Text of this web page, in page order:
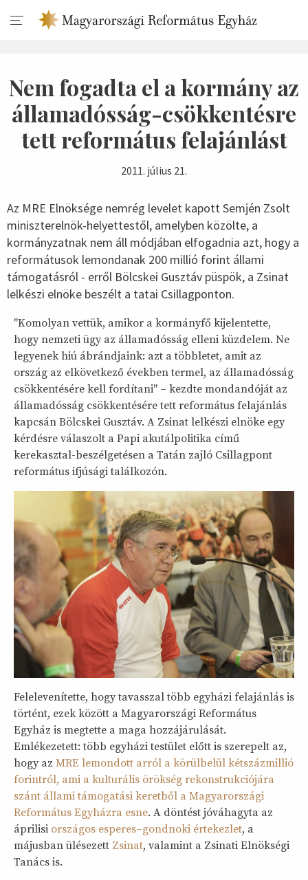
Nem fogadta el a kormány az
államadósság-csökkentésre
tett református felajánlást
2011. július 21.
Az MRE Elnöksége nemrég levelet kapott Semjén Zsolt
miniszterelnök-helyettestől, amelyben közölte, a
kormányzatnak nem áll módjában elfogadnia azt, hogy a
reformátusok lemondanak 200 millió forint állami
támogatásról - erről Bölcskei Gusztáv püspök, a Zsinat
lelkészi elnöke beszélt a tatai Csillagponton.
"Komolyan vettük, amikor a kormányfő kijelentette,
hogy nemzeti ügy az államadósság elleni küzdelem. Ne
legyenek hiú ábrándjaink: azt a többletet, amit az
ország az elkövetkező években termel, az államadósság
csökkentésére kell fordítani" – kezdte mondandóját az
államadósság csökkentésére tett református felajánlás
kapcsán Bölcskei Gusztáv. A Zsinat lelkészi elnöke egy
kérdésre válaszolt a Papi akutálpolitika című
kerekasztal-beszélgetésen a Tatán zajló Csillagpont
református ifjúsági találkozón.
Felelevenítette, hogy tavasszal több egyházi felajánlás is
történt, ezek között a Magyarországi Református
Egyház is megtette a maga hozzájárulását.
Emlékezetett: több egyházi testület előtt is szerepelt az,
hogy az MRE lemondott arról a körülbelül kétszázmillió
forintról, ami a kulturális örökség rekonstrukciójára
szánt állami támogatási keretből a Magyarországi
Református Egyházra esne. A döntést jóváhagyta az
áprilisi országos esperes–gondnoki értekezlet, a
májusban ülésezett Zsinat, valamint a Zsinati Elnökségi
Tanács is.